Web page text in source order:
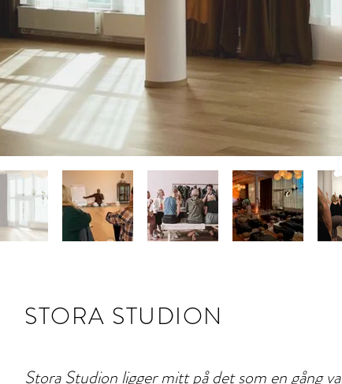
STORA STUDION
Stora Studion ligger mitt på det som en gång